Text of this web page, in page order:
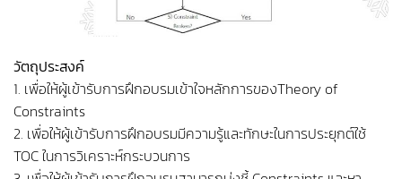
วัตถุประสงค์
1. เพื่อให้ผู้เข้ารับการฝึกอบรมเข้าใจหลักการของTheory of
Constraints
2. เพื่อให้ผู้เข้ารับการฝึกอบรมมีความรู้และทักษะในการประยุกต์ใช้
TOC ในการวิเคราะห์กระบวนการ